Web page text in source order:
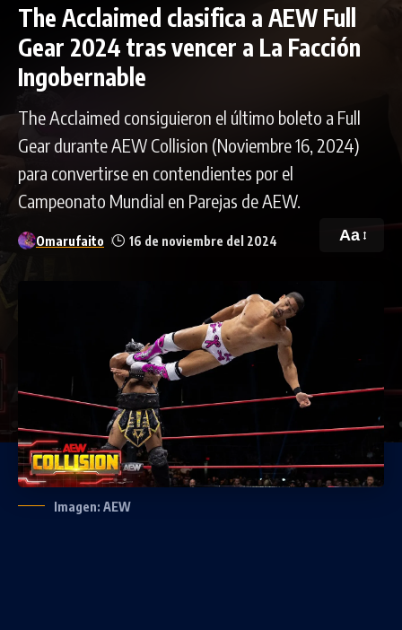
The Acclaimed clasifica a AEW Full
Gear 2024 tras vencer a La Facción
Ingobernable
The Acclaimed consiguieron el último boleto a Full
Gear durante AEW Collision (Noviembre 16, 2024)
para convertirse en contendientes por el
Campeonato Mundial en Parejas de AEW.
Omarufaito 16 de noviembre del 2024 Aa
Imagen: AEW